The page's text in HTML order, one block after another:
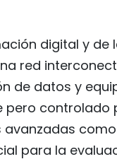
digital y de
red
de datos y
pero controlado
avanzadas
para la